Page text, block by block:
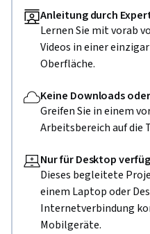
Anleitung durch
Lernen Sie mit vorab
Videos in einer
Oberfläche.
Keine Downloads
Greifen Sie in einem
Arbeitsbereich auf die
Nur für Desktop
Dieses begleitete
einem Laptop oder
Internetverbindung
Mobilgeräte.